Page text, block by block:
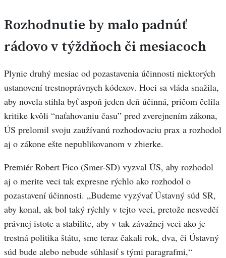
Rozhodnutie by malo padnúť
rádovo v týždňoch či mesiacoch
Plynie druhý mesiac od pozastavenia účinnosti niektorých
ustanovení trestnoprávnych kódexov. Hoci sa vláda snažila,
aby novela stihla byť aspoň jeden deň účinná, pričom čelila
kritike kvôli “naťahovaniu času” pred zverejnením zákona,
ÚS prelomil svoju zaužívanú rozhodovaciu prax a rozhodol
aj o zákone ešte nepublikovanom v zbierke.
Premiér Robert Fico (Smer-SD) vyzval ÚS, aby rozhodol
aj o merite veci tak expresne rýchlo ako rozhodol o
pozastavení účinnosti. „Budeme vyzývať Ústavný súd SR,
aby konal, ak bol taký rýchly v tejto veci, pretože nesvedčí
právnej istote a stabilite, aby v tak závažnej veci ako je
trestná politika štátu, sme teraz čakali rok, dva, či Ústavný
súd bude alebo nebude súhlasiť s tými paragrafmi,“